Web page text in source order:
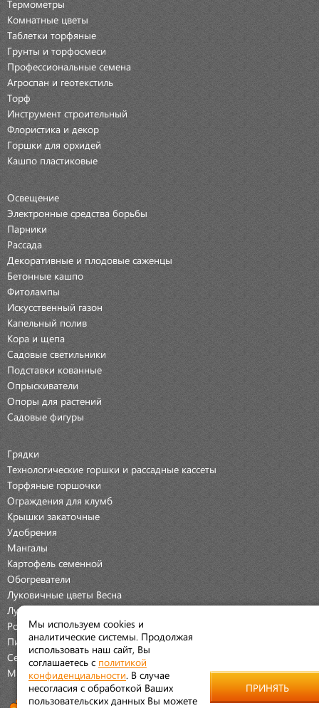
Термометры
Комнатные цветы
Таблетки торфяные
Грунты и торфосмеси
Профессиональные семена
Агроспан и геотекстиль
Торф
Инструмент строительный
Флористика и декор
Горшки для орхидей
Кашпо пластиковые
Освещение
Электронные средства борьбы
Парники
Рассада
Декоративные и плодовые саженцы
Бетонные кашпо
Фитолампы
Искусственный газон
Капельный полив
Кора и щепа
Садовые светильники
Подставки кованные
Опрыскиватели
Опоры для растений
Садовые фигуры
Грядки
Технологические горшки и рассадные кассеты
Торфяные горшочки
Ограждения для клумб
Крышки закаточные
Удобрения
Мангалы
Картофель семенной
Обогреватели
Луковичные цветы Весна
Луковичные цветы Осень
Розы
Пионы
Семена Овощей
Мраморная крошка
Мы используем cookies и
аналитические системы. Продолжая
использовать наш сайт, Вы
соглашаетесь с политикой
конфиденциальности . В случае
несогласия с обработкой Ваших
пользовательских данных Вы можете
ПРИНЯТЬ